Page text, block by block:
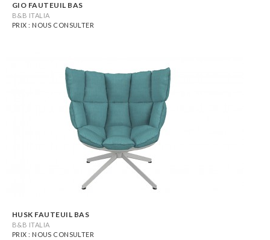
GIO FAUTEUIL BAS
B&B ITALIA
PRIX : NOUS CONSULTER
HUSK FAUTEUIL BAS
B&B ITALIA
PRIX : NOUS CONSULTER